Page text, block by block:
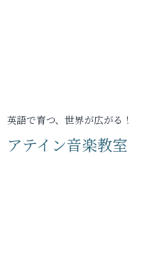
英語で育つ、世界が広がる！
アテイン音楽教室